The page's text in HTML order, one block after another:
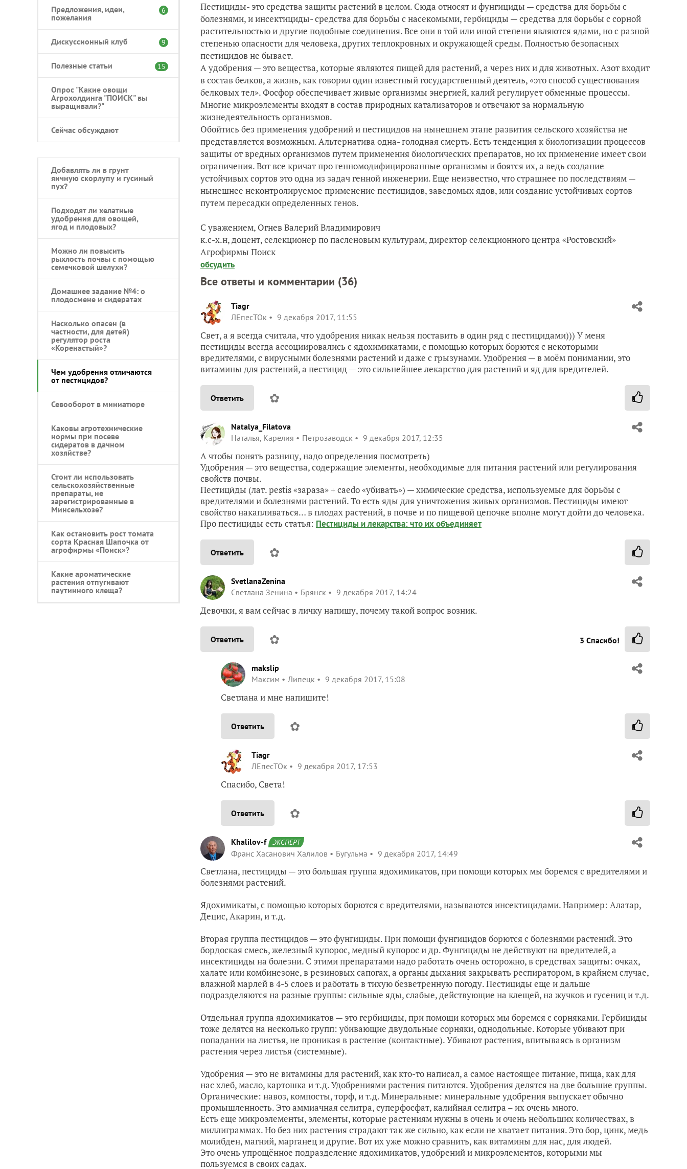
Предложения, идеи,
пожелания
6
Дискуссионный клуб 9
Полезные статьи 15
Опрос "Какие овощи
Агрохолдинга "ПОИСК" вы
выращивали?"
Сейчас обсуждают
Добавлять ли в грунт
яичную скорлупу и гусиный
пух?
Подходят ли хелатные
удобрения для овощей,
ягод и плодовых?
Можно ли повысить
рыхлость почвы с помощью
семечковой шелухи?
Домашнее задание №4: о
плодосмене и сидератах
Насколько опасен (в
частности, для детей)
регулятор роста
«Коренастый»?
Чем удобрения отличаются
от пестицидов?
Севооборот в миниатюре
Каковы агротехнические
нормы при посеве
сидератов в дачном
хозяйстве?
Стоит ли использовать
сельскохозяйственные
препараты, не
зарегистрированные в
Минсельхозе?
Как остановить рост томата
сорта Красная Шапочка от
агрофирмы «Поиск»?
Какие ароматические
растения отпугивают
паутинного клеща?
Пестициды- это средства защиты растений в целом. Сюда относят и фунгициды — средства для борьбы с
болезнями, и инсектициды- средства для борьбы с насекомыми, гербициды — средства для борьбы с сорной
растительностью и другие подобные соединения. Все они в той или иной степени являются ядами, но с разной
степенью опасности для человека, других теплокровных и окружающей среды. Полностью безопасных
пестицидов не бывает.
А удобрения — это вещества, которые являются пищей для растений, а через них и для животных. Азот входит
в состав белков, а жизнь, как говорил один известный государственный деятель, «это способ существования
белковых тел». Фосфор обеспечивает живые организмы энергией, калий регулирует обменные процессы.
Многие микроэлементы входят в состав природных катализаторов и отвечают за нормальную
жизнедеятельность организмов.
Обойтись без применения удобрений и пестицидов на нынешнем этапе развития сельского хозяйства не
представляется возможным. Альтернатива одна- голодная смерть. Есть тенденция к биологизации процессов
защиты от вредных организмов путем применения биологических препаратов, но их применение имеет свои
ограничения. Вот все кричат про генномодифицированные организмы и боятся их, а ведь создание
устойчивых сортов это одна из задач генной инженерии. Еще неизвестно, что страшнее по последствиям —
нынешнее неконтролируемое применение пестицидов, заведомых ядов, или создание устойчивых сортов
путем пересадки определенных генов.
С уважением, Огнев Валерий Владимирович
к.с-х.н, доцент, селекционер по пасленовым культурам, директор селекционного центра «Ростовский»
Агрофирмы Поиск
обсудить
Все ответы и комментарии (36)
Tiagr
ЛЕпесТОк
9 декабря 2017, 11:55
Свет, а я всегда считала, что удобрения никак нельзя поставить в один ряд с пестицидами))) У меня
пестициды всегда ассоциировались с ядохимикатами, с помощью которых борются с некоторыми
вредителями, с вирусными болезнями растений и даже с грызунами. Удобрения — в моём понимании, это
витамины для растений, а пестицид — это сильнейшее лекарство для растений и яд для вредителей.
Ответить ✿
Natalya_Filatova
Наталья, Карелия
Петрозаводск 9 декабря 2017, 12:35
А чтобы понять разницу, надо определения посмотреть)
Удобрения — это вещества, содержащие элементы, необходимые для питания растений или регулирования
свойств почвы.
Пестици́ды (лат. pestis «зараза» + caedo «убивать») — химические средства, используемые для борьбы с
вредителями и болезнями растений. То есть яды для уничтожения живых организмов. Пестициды имеют
свойство накапливаться… в плодах растений, в почве и по пищевой цепочке вполне могут дойти до человека.
Про пестициды есть статья: Пестициды и лекарства: что их объединяет
Ответить ✿
SvetlanaZenina
Светлана Зенина
Брянск 9 декабря 2017, 14:24
Девочки, я вам сейчас в личку напишу, почему такой вопрос возник.
Ответить ✿ 3 Спасибо!
makslip
Максим
Липецк 9 декабря 2017, 15:08
Светлана и мне напишите!
Ответить ✿
Tiagr
ЛЕпесТОк
9 декабря 2017, 17:53
Спасибо, Света!
Ответить ✿
Khalilov-f ЭКСПЕРТ
Франс Хасанович Халилов Бугульма 9 декабря 2017, 14:49
Светлана, пестициды — это большая группа ядохимикатов, при помощи которых мы боремся с вредителями и
болезнями растений.
Ядохимикаты, с помощью которых борются с вредителями, называются инсектицидами. Например: Алатар,
Децис, Акарин, и т.д.
Вторая группа пестицидов — это фунгициды. При помощи фунгицидов борются с болезнями растений. Это
бордоская смесь, железный купорос, медный купорос и др. Фунгициды не действуют на вредителей, а
инсектициды на болезни. С этими препаратами надо работать очень осторожно, в средствах защиты: очках,
халате или комбинезоне, в резиновых сапогах, а органы дыхания закрывать респиратором, в крайнем случае,
влажной марлей в 4-5 слоев и работать в тихую безветренную погоду. Пестициды еще и дальше
подразделяются на разные группы: сильные яды, слабые, действующие на клещей, на жучков и гусениц и т.д.
Отдельная группа ядохимикатов — это гербициды, при помощи которых мы боремся с сорняками. Гербициды
тоже делятся на несколько групп: убивающие двудольные сорняки, однодольные. Которые убивают при
попадании на листья, не проникая в растение (контактные). Убивают растения, впитываясь в организм
растения через листья (системные).
Удобрения — это не витамины для растений, как кто-то написал, а самое настоящее питание, пища, как для
нас хлеб, масло, картошка и т.д. Удобрениями растения питаются. Удобрения делятся на две большие группы.
Органические: навоз, компосты, торф, и т.д. Минеральные: минеральные удобрения выпускает обычно
промышленность. Это аммиачная селитра, суперфосфат, калийная селитра – их очень много.
Есть еще микроэлементы, элементы, которые растениям нужны в очень и очень небольших количествах, в
миллиграммах. Но без них растения страдают так же сильно, как если не хватает питания. Это бор, цинк, медь
молибден, магний, марганец и другие. Вот их уже можно сравнить, как витамины для нас, для людей.
Это очень упрощённое подразделение ядохимикатов, удобрений и микроэлементов, которыми мы
пользуемся в своих садах.